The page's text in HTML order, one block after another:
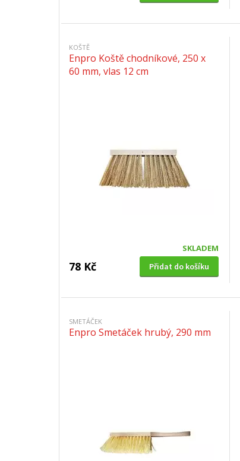
KOŠTĚ
Enpro Koště chodníkové, 250 x
60 mm, vlas 12 cm
SKLADEM
78 Kč Přidat do košíku
SMETÁČEK
Enpro Smetáček hrubý, 290 mm